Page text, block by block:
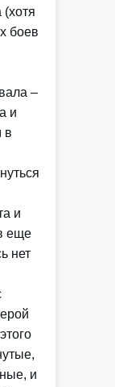
(хотя
боев
–
и
в
и
еще
нет
и